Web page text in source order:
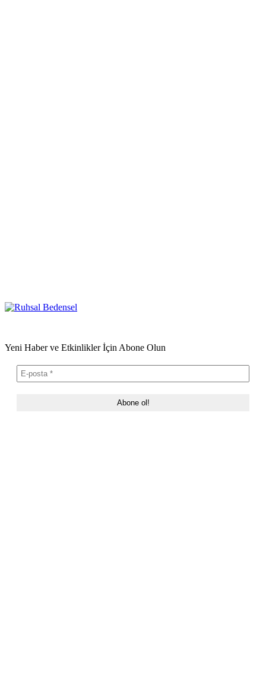
Yeni Haber ve Etkinlikler İçin Abone Olun